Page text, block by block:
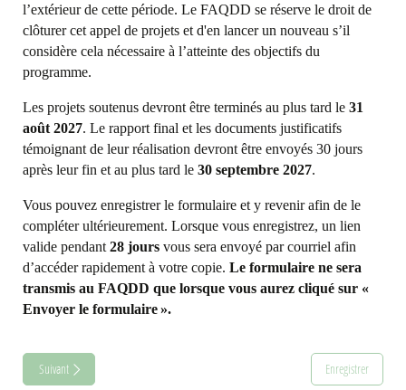
l’extérieur de cette période. Le FAQDD se réserve le droit de
clôturer cet appel de projets et d'en lancer un nouveau s’il
considère cela nécessaire à l’atteinte des objectifs du
programme.
Les projets soutenus devront être terminés au plus tard le 31
août 2027. Le rapport final et les documents justificatifs
témoignant de leur réalisation devront être envoyés 30 jours
après leur fin et au plus tard le 30 septembre 2027.
Vous pouvez enregistrer le formulaire et y revenir afin de le
compléter ultérieurement. Lorsque vous enregistrez, un lien
valide pendant 28 jours vous sera envoyé par courriel afin
d’accéder rapidement à votre copie. Le formulaire ne sera
transmis au FAQDD que lorsque vous aurez cliqué sur «
Envoyer le formulaire ».
Suivant Enregistrer